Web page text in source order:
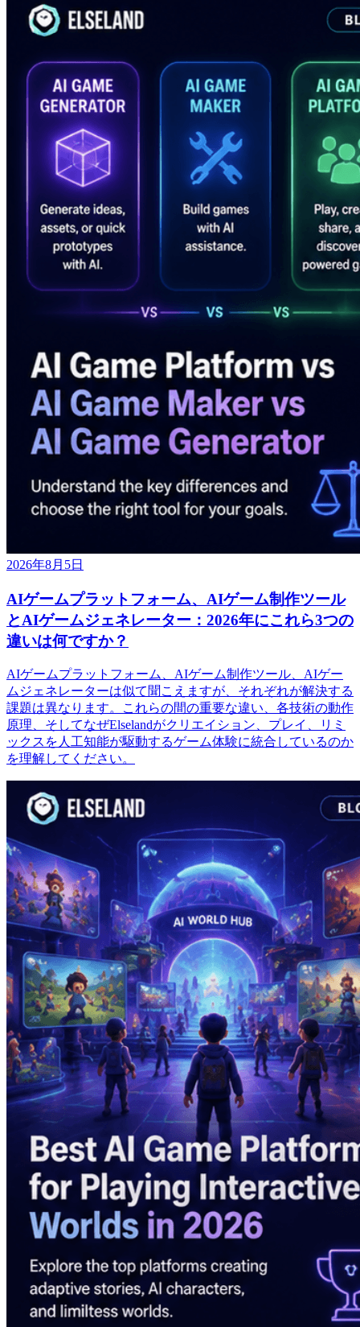
2026年8月5日
AIゲームプラットフォーム、AIゲーム制作ツール
とAIゲームジェネレーター：2026年にこれら3つの
違いは何ですか？
AIゲームプラットフォーム、AIゲーム制作ツール、AIゲー
ムジェネレーターは似て聞こえますが、それぞれが解決する
課題は異なります。これらの間の重要な違い、各技術の動作
原理、そしてなぜElselandがクリエイション、プレイ、リミ
ックスを人工知能が駆動するゲーム体験に統合しているのか
を理解してください。